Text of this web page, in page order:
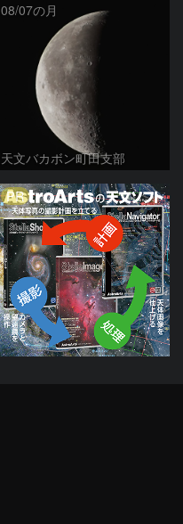
08/07の月
天文バカボン町田支部
PR